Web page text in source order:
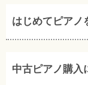
はじめてピアノ
中古ピアノ購入